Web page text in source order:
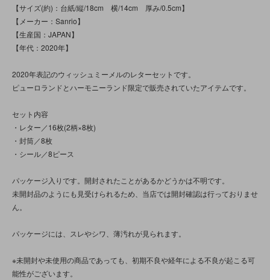
【サイズ(約)：台紙/縦/18cm 横/14cm 厚み/0.5cm】
【メーカー：Sanrio】
【生産国：JAPAN】
【年代：2020年】
2020年表記のウィッシュミーメルのレターセットです。
ピューロランドとハーモニーランド限定で販売されていたアイテムです。
セット内容
・レター／16枚(2柄×8枚)
・封筒／8枚
・シール／8ピース
パッケージ入りです。開封されたことがあるかどうかは不明です。
未開封品のようにも見受けられるため、当店では開封確認は行っておりませ
ん。
パッケージには、スレやシワ、薄汚れが見られます。
※未開封や未使用の商品であっても、初期不良や経年による不良が起こる可
能性がございます。